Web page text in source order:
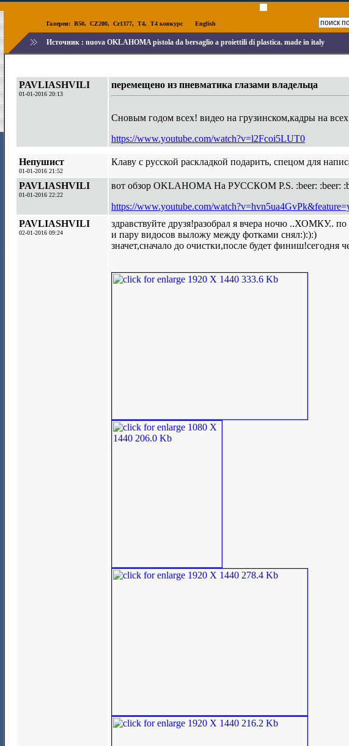
Галереи: B50, CZ200, Cr1377, T4, T4 конкурс English
Источник : nuova OKLAHOMA pistola da bersaglio a proiettili di plastica. made in italy
PAVLIASHVILI
01-01-2016 20:13
перемещено из пневматика глазами владельца
Сновым годом всех! видео на грузинском,кадры на
https://www.youtube.com/watch?v=l2Fcoi5LUT0
Непушист
01-01-2016 21:52
Клаву с русской раскладкой подарить, спецом для
PAVLIASHVILI
01-01-2016 22:22
вот обзор OKLAHOMA На РУССКОМ P.S. :beer: :beer:
https://www.youtube.com/
PAVLIASHVILI
02-01-2016 09:24
здравствуйте друзя!разобрал я вчера ночю ..ХОМКУ..
и пару видосов выложу между фотками снял:):):)
значет,сначало до очистки,после будет финиш!сегодня